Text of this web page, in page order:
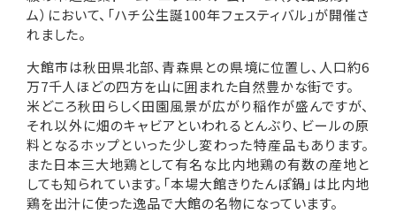
ム）において、「ハチ公生誕100年フェスティバル」が開催さ
れました。
大館市は秋田県北部、青森県との県境に位置し、人口約6
万7千人ほどの四方を山に囲まれた自然豊かな街です。
米どころ秋田らしく田園風景が広がり稲作が盛んですが、
それ以外に畑のキャビアといわれるとんぶり、ビールの原
料となるホップといった少し変わった特産品もあります。
また日本三大地鶏として有名な比内地鶏の有数の産地と
しても知られています。「本場大館きりたんぽ鍋」は比内地
鶏を出汁に使った逸品で大館の名物になっています。